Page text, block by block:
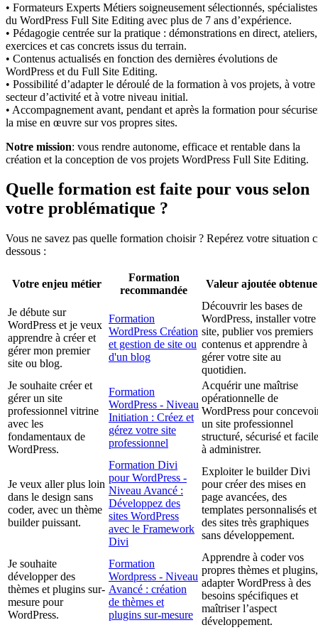
• Formateurs Experts Métiers soigneusement sélectionnés, spécialistes
du WordPress Full Site Editing avec plus de 7 ans d’expérience.
• Pédagogie centrée sur la pratique : démonstrations en direct, ateliers,
exercices et cas concrets issus du terrain.
• Contenus actualisés en fonction des dernières évolutions de
WordPress et du Full Site Editing.
• Possibilité d’adapter le déroulé de la formation à vos projets, à votre
secteur d’activité et à votre niveau initial.
• Accompagnement avant, pendant et après la formation pour
la mise en œuvre sur vos propres sites.
Notre mission: vous rendre autonome, efficace et rentable dans la
création et la conception de vos projets WordPress Full Site Editing.
Quelle formation est faite pour vous selon
votre problématique ?
Vous ne savez pas quelle formation choisir ? Repérez votre situation
dessous :
Votre enjeu métier
Formation
recommandée
Valeur ajoutée obtenue
Je débute sur
WordPress et je veux
apprendre à créer et
gérer mon premier
site ou blog.
Formation
WordPress Création
et gestion de site ou
d'un blog
Découvrir les bases de
WordPress, installer votre
site, publier vos premiers
contenus et apprendre à
gérer votre site au
quotidien.
Je souhaite créer et
gérer un site
professionnel vitrine
avec les
fondamentaux de
WordPress.
Formation
WordPress - Niveau
Initiation : Créez et
gérez votre site
professionnel
Acquérir une maîtrise
opérationnelle de
WordPress pour
un site professionnel
structuré, sécurisé et facile
à administrer.
Je veux aller plus loin
dans le design sans
coder, avec un thème
builder puissant.
Formation Divi
pour WordPress -
Niveau Avancé :
Développez des
sites WordPress
avec le Framework
Divi
Exploiter le builder Divi
pour créer des mises en
page avancées, des
templates personnalisés et
des sites très graphiques
sans développement.
Je souhaite
développer des
thèmes et plugins sur-
mesure pour
WordPress.
Formation
Wordpress - Niveau
Avancé : création
de thèmes et
plugins sur-mesure
Apprendre à coder vos
propres thèmes et plugins,
adapter WordPress à des
besoins spécifiques et
maîtriser l’aspect
développement.